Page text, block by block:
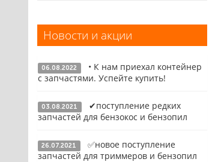
Запчасти для УШМ (болгарок)
другие
Якоря, статоры
Щётки, щёточные узлы
Новости и акции
06.08.2022
• К нам приехал контейнер
с запчастями. Успейте купить!
Подробнее
03.08.2021
✔поступление редких
запчастей для бензокос и бензопил
Подробнее
26.07.2021
✅новое поступление
запчастей для триммеров и бензопил